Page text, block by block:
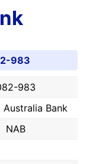
983
983
Australia Bank
NAB